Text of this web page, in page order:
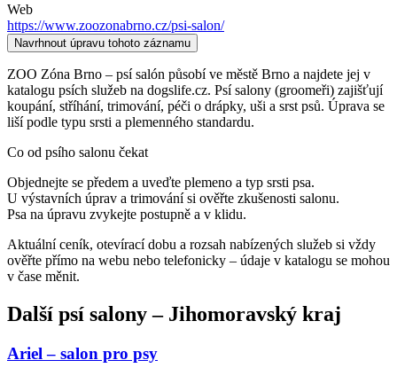
Web
https://www.zoozonabrno.cz/psi-salon/
Navrhnout úpravu tohoto záznamu
ZOO Zóna Brno – psí salón působí ve městě Brno a najdete jej v
katalogu psích služeb na dogslife.cz. Psí salony (groomeři) zajišťují
koupání, stříhání, trimování, péči o drápky, uši a srst psů. Úprava se
liší podle typu srsti a plemenného standardu.
Co od psího salonu čekat
Objednejte se předem a uveďte plemeno a typ srsti psa.
U výstavních úprav a trimování si ověřte zkušenosti salonu.
Psa na úpravu zvykejte postupně a v klidu.
Aktuální ceník, otevírací dobu a rozsah nabízených služeb si vždy
ověřte přímo na webu nebo telefonicky – údaje v katalogu se mohou
v čase měnit.
Další psí salony– Jihomoravský kraj
Ariel – salon pro psy